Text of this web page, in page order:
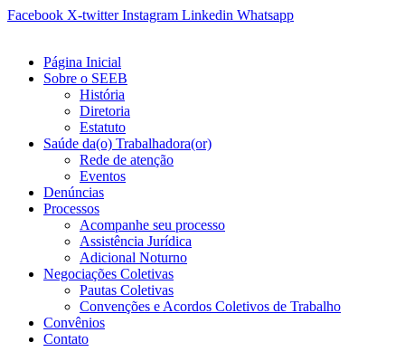
Ir
conteúdo
Facebook X-twitter Instagram Linkedin Whatsapp
Página Inicial
Sobre o SEEB
História
Diretoria
Estatuto
Saúde da(o) Trabalhadora(or)
Rede de atenção
Eventos
Denúncias
Processos
Acompanhe seu processo
Assistência Jurídica
Adicional Noturno
Negociações Coletivas
Pautas Coletivas
Convenções e Acordos Coletivos de Trabalho
Convênios
Contato